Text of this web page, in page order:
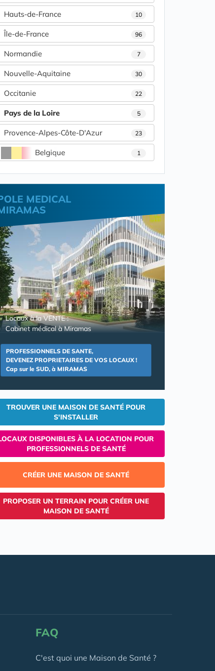
Hauts-de-France 10
Île-de-France 96
Normandie 7
Nouvelle-Aquitaine 30
Occitanie 22
Pays de la Loire 5
Provence-Alpes-Côte-D'Azur 23
Belgique 1
MEDICAL
Locaux à la VENTE :
Cabinet médical à Miramas
PROFESSIONNELS DE SANTE,
DEVENEZ PROPRIETAIRES DE VOS LOCAUX !
Cap sur le SUD, à MIRAMAS
TROUVER UNE MAISON DE SANTÉ POUR
S'INSTALLER
DISPONIBLES À LA LOCATION POUR
PROFESSIONNELS DE SANTÉ
CRÉER UNE MAISON DE SANTÉ
PROPOSER UN TERRAIN POUR CRÉER UNE
MAISON DE SANTÉ
FAQ
C'est quoi une Maison de Santé ?